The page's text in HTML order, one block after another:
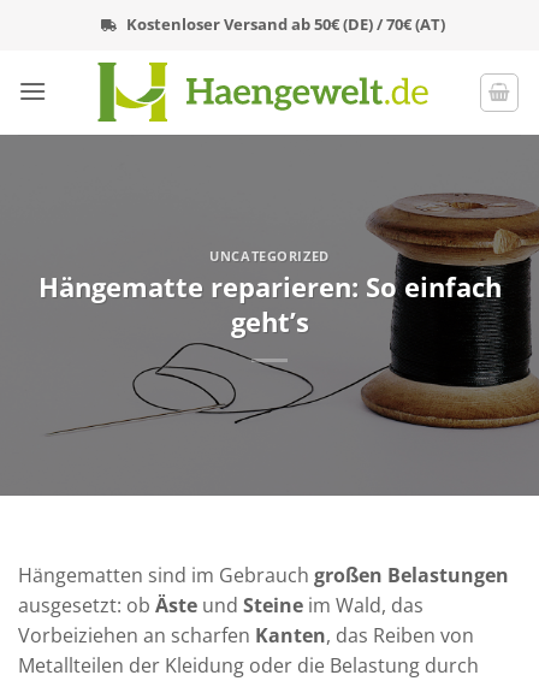
Kostenloser Versand ab 50€ (DE) / 70€ (AT)
UNCATEGORIZED
Hängematte reparieren: So einfach
geht’s
Hängematten sind im Gebrauch großen Belastungen
ausgesetzt: ob Äste und Steine im Wald, das
Vorbeiziehen an scharfen Kanten, das Reiben von
Metallteilen der Kleidung oder die Belastung durch